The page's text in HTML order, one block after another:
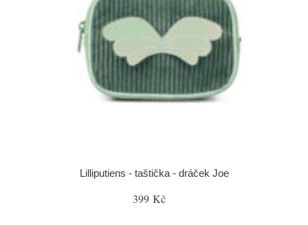
Lilliputiens - taštička - dráček Joe
399 Kč